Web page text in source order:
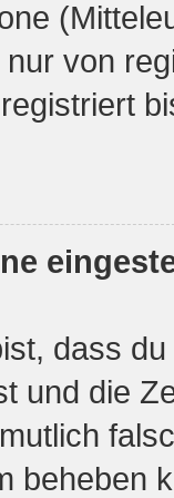
von
dass
und die
beheben